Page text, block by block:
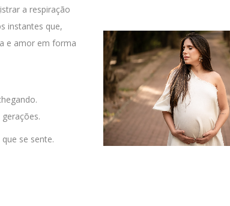
a respiração
instantes que,
e amor em forma
se sente.